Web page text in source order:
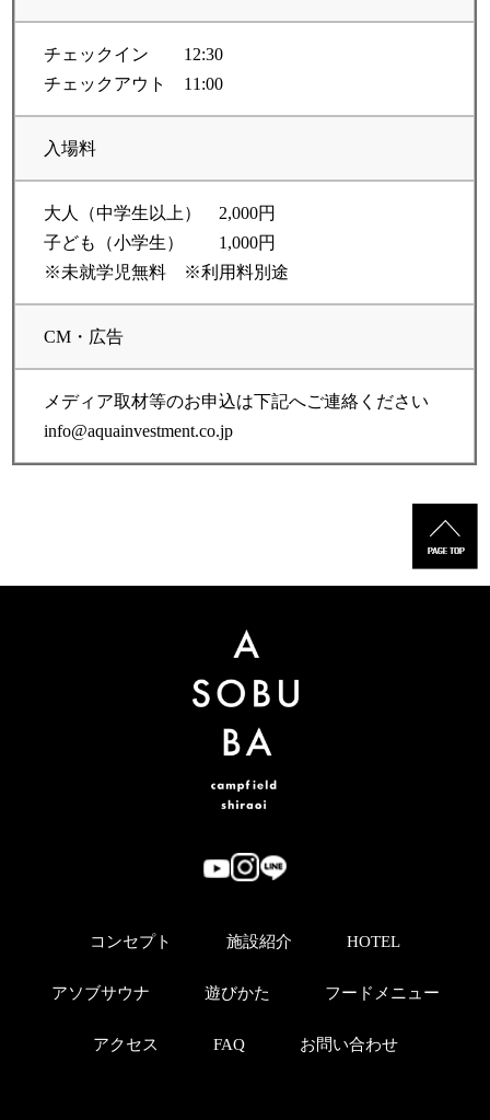
チェックイン 12:30
チェックアウト 11:00
入場料
大人（中学生以上） 2,000円
子ども（小学生） 1,000円
※未就学児無料 ※利用料別途
CM・広告
メディア取材等のお申込は下記へご連絡ください
info@aquainvestment.co.jp
コンセプト 施設紹介 HOTEL
アソブサウナ 遊びかた フードメニュー
アクセス FAQ お問い合わせ